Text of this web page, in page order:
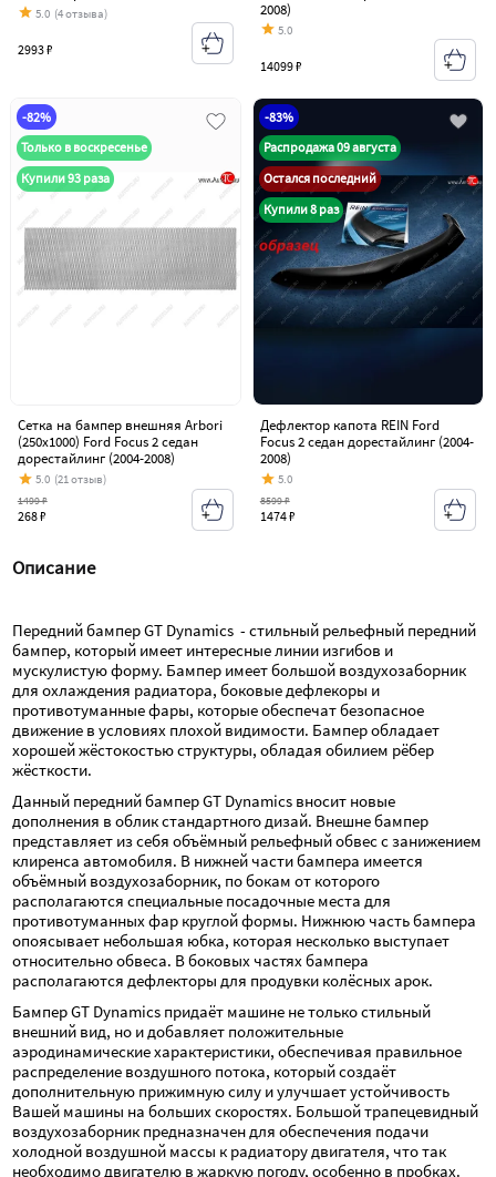
5.0 (4 отзыва)
2993 ₽
2008)
5.0
14099 ₽
-82%
Только в воскресенье
Купили 93 раза
Сетка на бампер внешняя Arbori
(250х1000) Ford Focus 2 седан
дорестайлинг (2004-2008)
5.0 (21 отзыв)
268 ₽
1499 ₽
-83%
Распродажа 09 августа
Остался последний
Купили 8 раз
Дефлектор капота REIN Ford
Focus 2 седан дорестайлинг (2004-
2008)
5.0
1474 ₽
8599 ₽
Описание
Передний бампер GT Dynamics  - стильный рельефный передний
бампер, который имеет интересные линии изгибов и
мускулистую форму. Бампер имеет большой воздухозаборник
для охлаждения радиатора, боковые дефлекоры и
противотуманные фары, которые обеспечат безопасное
движение в условиях плохой видимости. Бампер обладает
хорошей жёстокостью структуры, обладая обилием рёбер
жёсткости.
Данный передний бампер GT Dynamics вносит новые
дополнения в облик стандартного дизай. Внешне бампер
представляет из себя объёмный рельефный обвес с занижением
клиренса автомобиля. В нижней части бампера имеется
объёмный воздухозаборник, по бокам от которого
располагаются специальные посадочные места для
противотуманных фар круглой формы. Нижнюю часть бампера
опоясывает небольшая юбка, которая несколько выступает
относительно обвеса. В боковых частях бампера
располагаются дефлекторы для продувки колёсных арок.
Бампер GT Dynamics придаёт машине не только стильный
внешний вид, но и добавляет положительные
аэродинамические характеристики, обеспечивая правильное
распределение воздушного потока, который создаёт
дополнительную прижимную силу и улучшает устойчивость
Вашей машины на больших скоростях. Большой трапецевидный
воздухозаборник предназначен для обеспечения подачи
холодной воздушной массы к радиатору двигателя, что так
необходимо двигателю в жаркую погоду, особенно в пробках.